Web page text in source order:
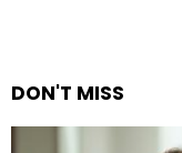
DON'T MISS